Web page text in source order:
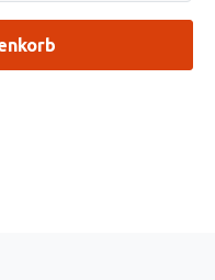
Wert